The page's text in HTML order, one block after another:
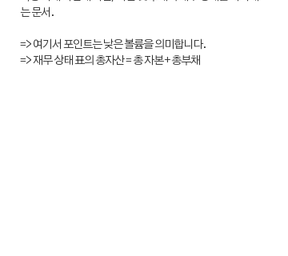
는 문서.
=> 여기서 포인트는 낮은 볼륨을 의미합니다.
=> 재무 상태 표의 총자산 = 총 자본 + 총부채